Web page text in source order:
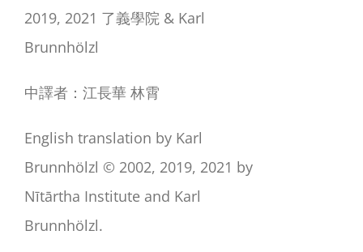
2019, 2021 了義學院 & Karl
Brunnhölzl
中譯者：江長華 林霄
English translation by Karl
Brunnhölzl © 2002, 2019, 2021 by
Nītārtha Institute and Karl
Brunnhölzl.